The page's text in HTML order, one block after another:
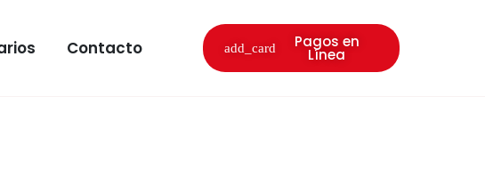
Contacto Pagos en
Línea